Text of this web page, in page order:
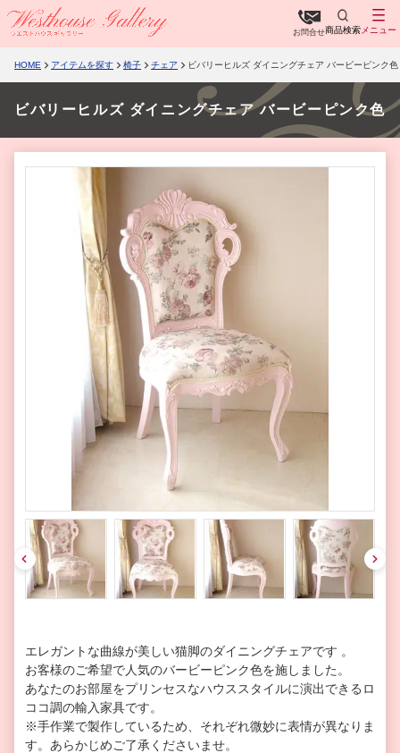
お問合せ商品検索 メニュー
HOME アイテムを探す 椅子 チェア ビバリーヒルズ ダイニングチェア バービーピンク色
ビバリーヒルズ ダイニングチェア バービーピンク色
pre
v
nex
t
エレガントな曲線が美しい猫脚のダイニングチェアです 。
お客様のご希望で人気のバービーピンク色を施しました。
あなたのお部屋をプリンセスなハウススタイルに演出できるロ
ココ調の輸入家具です。
※手作業で製作しているため、それぞれ微妙に表情が異なりま
す。あらかじめご了承くださいませ。